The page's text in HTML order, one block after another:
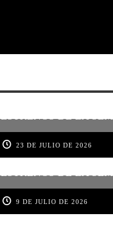
23 DE JULIO DE 2026
9 DE JULIO DE 2026